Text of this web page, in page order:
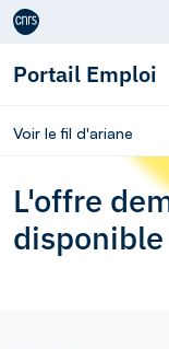
Aller au contenu
Portail Emploi
Voir le fil d'ariane
L'offre
disponible